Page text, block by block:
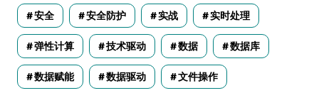
安全 安全防护 实战 实时处理
弹性计算 技术驱动 数据 数据库
数据赋能 数据驱动 文件操作